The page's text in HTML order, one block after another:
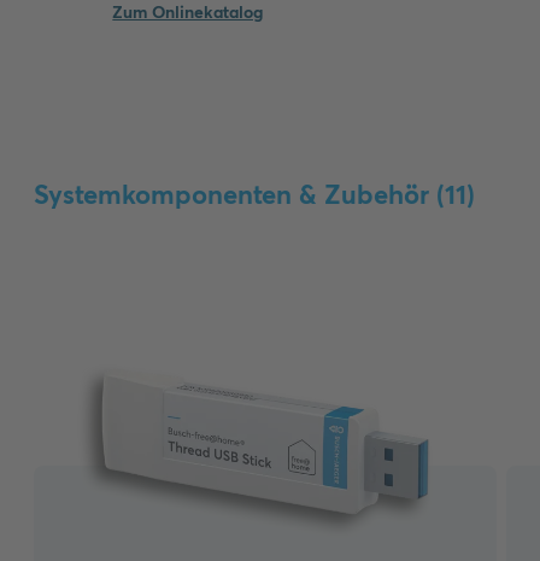
Zum Onlinekatalog
Systemkomponenten & Zubehör (11)